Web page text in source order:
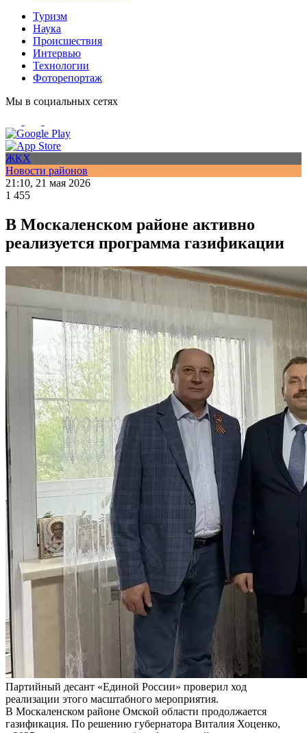
Туризм
Наука
Происшествия
Интервью
Технологии
Фоторепортаж
Мы в социальных сетях
ЖКХ
Новости районов
21:10, 21 мая 2026
1 455
В Москаленском районе активно
реализуется программа газификации
Партийный десант «Единой России» проверил ход
реализации этого масштабного мероприятия.
В Москаленском районе Омской области продолжается
газификация. По решению губернатора Виталия Хоценко,